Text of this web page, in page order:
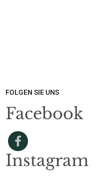
FOLGEN SIE UNS
Facebook
Instagram